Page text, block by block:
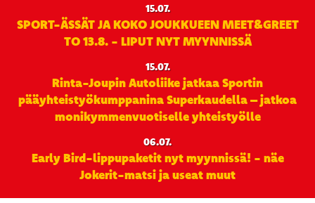
15.07.
SPORT-ÄSSÄT JA KOKO JOUKKUEEN MEET&GREET
TO 13.8. - LIPUT NYT MYYNNISSÄ
15.07.
Rinta-Joupin Autoliike jatkaa Sportin
pääyhteistyökumppanina Superkaudella – jatkoa
monikymmenvuotiselle yhteistyölle
06.07.
Early Bird-lippupaketit nyt myynnissä! - näe
Jokerit-matsi ja useat muut